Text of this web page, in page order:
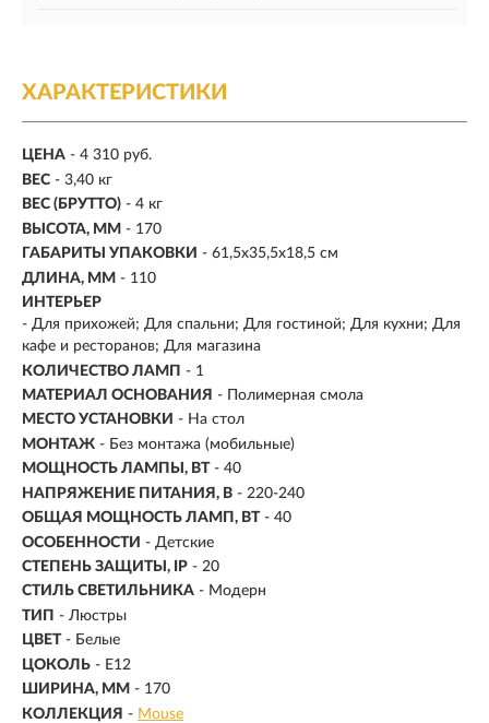
ХАРАКТЕРИСТИКИ
ЦЕНА - 4 310 руб.
ВЕС - 3,40 кг
ВЕС (БРУТТО) - 4 кг
ВЫСОТА, ММ - 170
ГАБАРИТЫ УПАКОВКИ - 61,5х35,5х18,5 см
ДЛИНА, ММ - 110
ИНТЕРЬЕР
- Для прихожей; Для спальни; Для гостиной; Для кухни; Для
кафе и ресторанов; Для магазина
КОЛИЧЕСТВО ЛАМП - 1
МАТЕРИАЛ ОСНОВАНИЯ - Полимерная смола
МЕСТО УСТАНОВКИ - На стол
МОНТАЖ - Без монтажа (мобильные)
МОЩНОСТЬ ЛАМПЫ, ВТ - 40
НАПРЯЖЕНИЕ ПИТАНИЯ, В - 220-240
ОБЩАЯ МОЩНОСТЬ ЛАМП, ВТ - 40
ОСОБЕННОСТИ - Детские
СТЕПЕНЬ ЗАЩИТЫ, IP - 20
СТИЛЬ СВЕТИЛЬНИКА - Модерн
ТИП - Люстры
ЦВЕТ - Белые
ЦОКОЛЬ - E12
ШИРИНА, ММ - 170
КОЛЛЕКЦИЯ - Mouse